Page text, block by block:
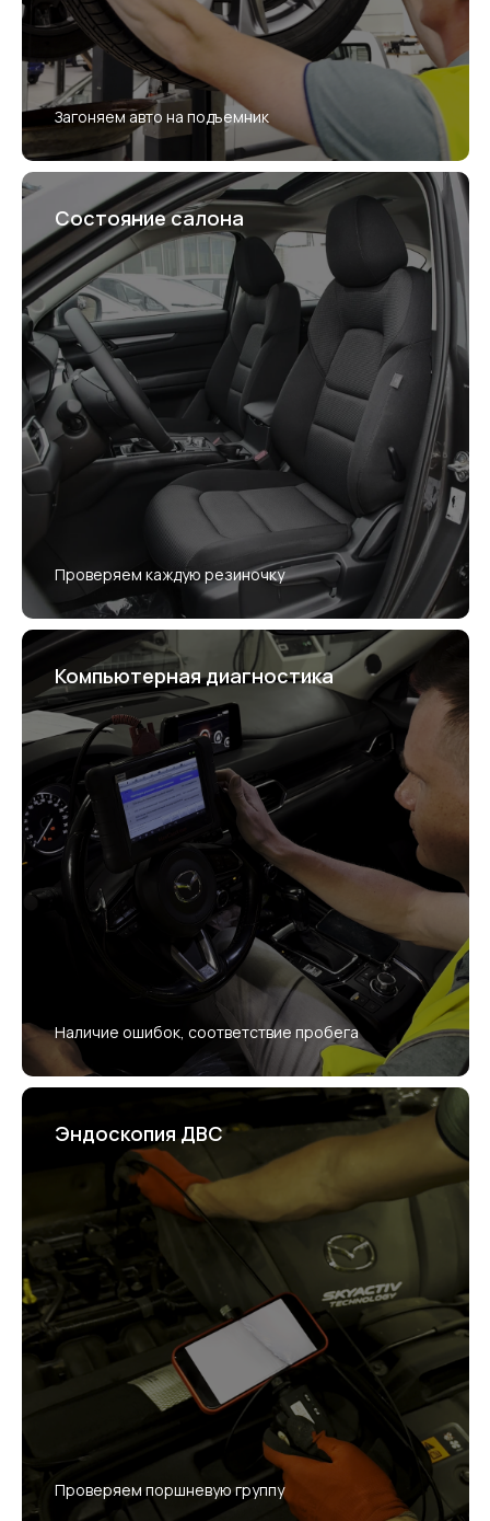
Загоняем авто на подъемник
Состояние салона
Проверяем каждую резиночку
Компьютерная диагностика
Наличие ошибок, соответствие пробега
Эндоскопия ДВС
Проверяем поршневую группу